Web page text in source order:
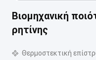
Βιομηχανική
ρητίνης
Θερμοστεκτική